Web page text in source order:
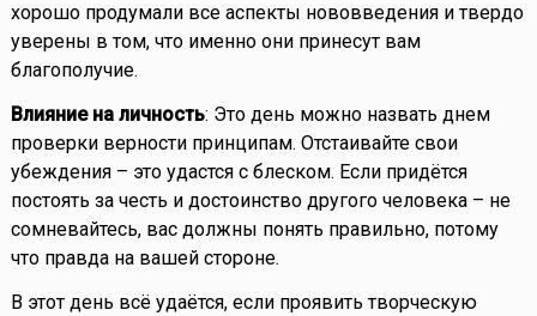
хорошо продумали все аспекты нововведения и твердо
уверены в том, что именно они принесут вам
благополучие.
Влияние на личность: Это день можно назвать днем
проверки верности принципам. Отстаивайте свои
убеждения – это удастся с блеском. Если придётся
постоять за честь и достоинство другого человека – не
сомневайтесь, вас должны понять правильно, потому
что правда на вашей стороне.
В этот день всё удаётся, если проявить творческую